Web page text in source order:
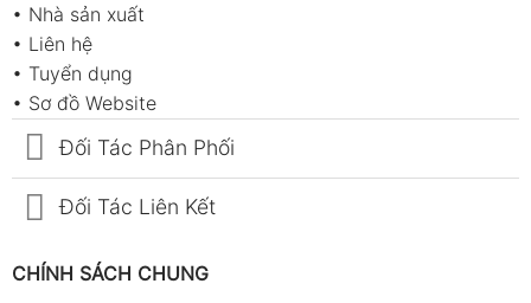
• Nhà sản xuất
• Liên hệ
• Tuyển dụng
• Sơ đồ Website
Đối Tác Phân Phối
Đối Tác Liên Kết
CHÍNH SÁCH CHUNG